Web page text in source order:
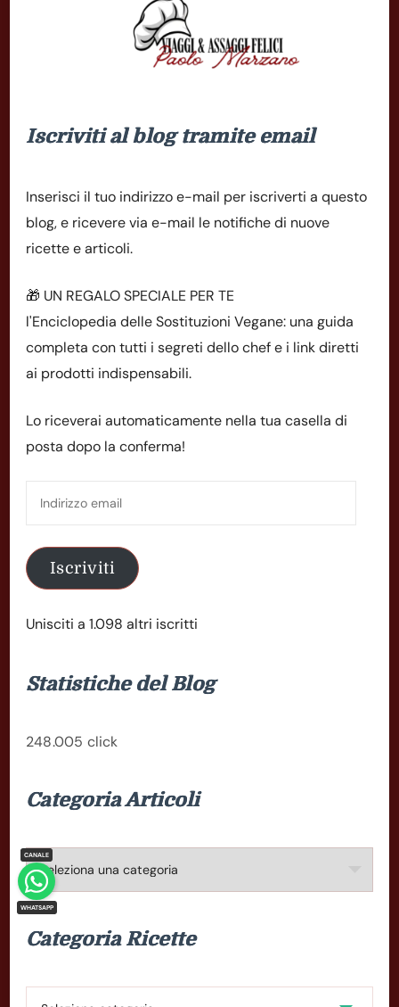
Iscriviti al blog tramite email
Inserisci il tuo indirizzo e-mail per iscriverti a questo
blog, e ricevere via e-mail le notifiche di nuove
ricette e articoli.
🎁 UN REGALO SPECIALE PER TE
l'Enciclopedia delle Sostituzioni Vegane: una guida
completa con tutti i segreti dello chef e i link diretti
ai prodotti indispensabili.
Lo riceverai automaticamente nella tua casella di
posta dopo la conferma!
Iscriviti
Unisciti a 1.098 altri iscritti
Statistiche del Blog
248.005 click
Categoria Articoli
Categoria
Articoli
Categoria Ricette